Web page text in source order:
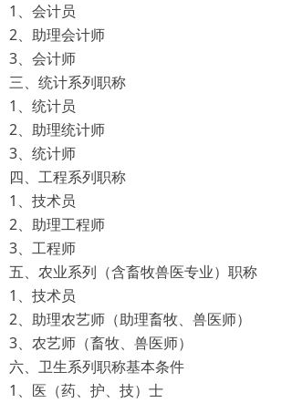
1、会计员
2、助理会计师
3、会计师
三、统计系列职称
1、统计员
2、助理统计师
3、统计师
四、工程系列职称
1、技术员
2、助理工程师
3、工程师
五、农业系列（含畜牧兽医专业）职称
1、技术员
2、助理农艺师（助理畜牧、兽医师）
3、农艺师（畜牧、兽医师）
六、卫生系列职称基本条件
1、医（药、护、技）士